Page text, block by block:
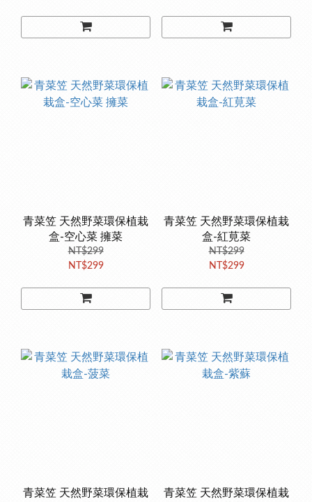
青菜笠 天然野菜環保植栽
盒-空心菜 擁菜
NT$299
NT$299
青菜笠 天然野菜環保植栽
盒-紅莧菜
NT$299
NT$299
青菜笠 天然野菜環保植栽
青菜笠 天然野菜環保植栽